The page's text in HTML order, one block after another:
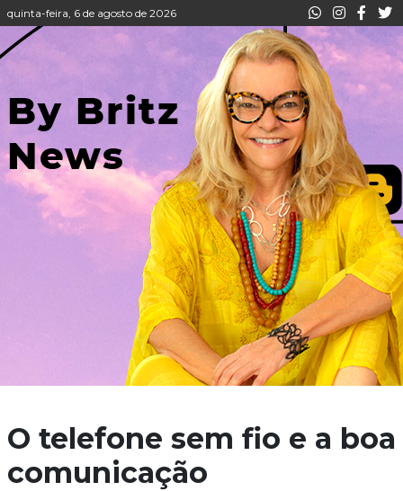
quinta-feira, 6 de agosto de 2026
O telefone sem fio e a boa
comunicação